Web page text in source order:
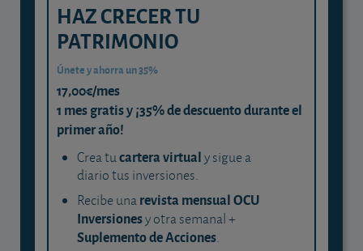
HAZ CRECER TU
PATRIMONIO
Únete y ahorra un 35%
17,00€/mes
1 mes gratis y ¡35% de descuento durante el
primer año!
Crea tucartera virtualy sigue a
diario tus inversiones.
Recibe unarevista mensual OCU
Inversionesy otra semanal +
Suplemento de Acciones.